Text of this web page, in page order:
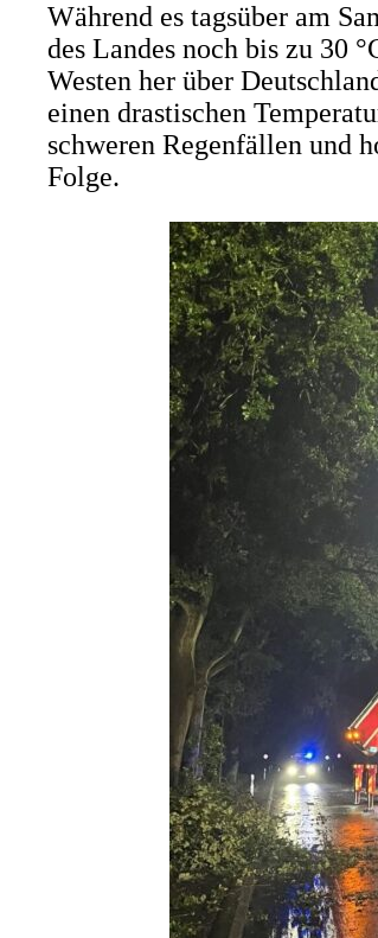
Während es tagsüber am
des Landes noch bis zu 30
Westen her über
einen drastischen
schweren Regenfällen und
Folge.